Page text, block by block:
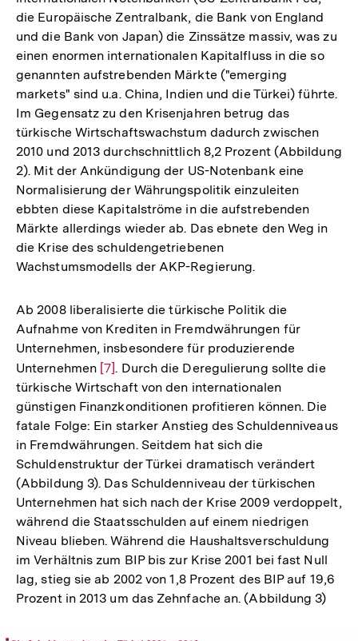
die Europäische Zentralbank, die Bank von England
und die Bank von Japan) die Zinssätze massiv, was zu
einen enormen internationalen Kapitalfluss in die so
genannten aufstrebenden Märkte ("emerging
markets" sind u.a. China, Indien und die Türkei) führte.
Im Gegensatz zu den Krisenjahren betrug das
türkische Wirtschaftswachstum dadurch zwischen
2010 und 2013 durchschnittlich 8,2 Prozent (Abbildung
2). Mit der Ankündigung der US-Notenbank eine
Normalisierung der Währungspolitik einzuleiten
ebbten diese Kapitalströme in die aufstrebenden
Märkte allerdings wieder ab. Das ebnete den Weg in
die Krise des schuldengetriebenen
Wachstumsmodells der AKP-Regierung.
Ab 2008 liberalisierte die türkische Politik die
Aufnahme von Krediten in Fremdwährungen für
Unternehmen, insbesondere für produzierende
Unternehmen Zur
Auflösung
der
Fußnote
[7]. Durch die Deregulierung sollte die
türkische Wirtschaft von den internationalen
günstigen Finanzkonditionen profitieren können. Die
fatale Folge: Ein starker Anstieg des Schuldenniveaus
in Fremdwährungen. Seitdem hat sich die
Schuldenstruktur der Türkei dramatisch verändert
(Abbildung 3). Das Schuldenniveau der türkischen
Unternehmen hat sich nach der Krise 2009 verdoppelt,
während die Staatsschulden auf einem niedrigen
Niveau blieben. Während die Haushaltsverschuldung
im Verhältnis zum BIP bis zur Krise 2001 bei fast Null
lag, stieg sie ab 2002 von 1,8 Prozent des BIP auf 19,6
Prozent in 2013 um das Zehnfache an. (Abbildung 3)